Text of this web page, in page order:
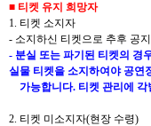
■ 티켓 유지 희망자
1. 티켓 소지자
- 소지하신 티켓으로 추후 공
-분실 또는 파기된 티켓의 경
실물 티켓을 소지하여야 공연
가능합니다. 티켓 관리에
2. 티켓 미소지자(현장 수령)